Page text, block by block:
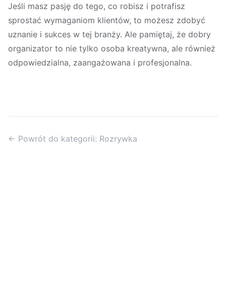
Jeśli masz pasję do tego, co robisz i potrafisz
sprostać wymaganiom klientów, to możesz zdobyć
uznanie i sukces w tej branży. Ale pamiętaj, że dobry
organizator to nie tylko osoba kreatywna, ale również
odpowiedzialna, zaangażowana i profesjonalna.
← Powrót do kategorii: Rozrywka